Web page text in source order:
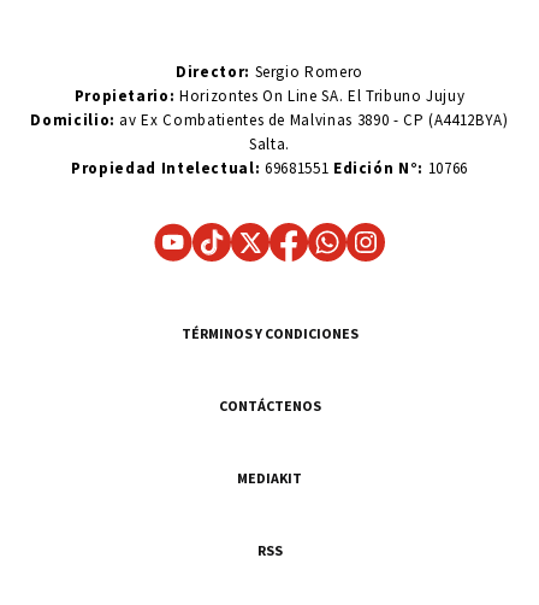
Director: Sergio Romero
Propietario:Horizontes On Line SA. El Tribuno Jujuy
Domicilio: av Ex Combatientes de Malvinas 3890 - CP (A4412BYA)
Salta.
Propiedad Intelectual: 69681551 Edición N°: 10766
TÉRMINOS Y CONDICIONES
CONTÁCTENOS
MEDIAKIT
RSS